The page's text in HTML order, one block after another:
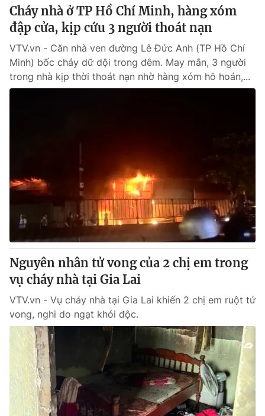
Cháy nhà ở TP Hồ Chí Minh, hàng xóm
đập cửa, kịp cứu 3 người thoát nạn
VTV.vn - Căn nhà ven đường Lê Đức Anh (TP Hồ Chí
Minh) bốc cháy dữ dội trong đêm. May mắn, 3 người
trong nhà kịp thời thoát nạn nhờ hàng xóm hô hoán,...
Nguyên nhân tử vong của 2 chị em trong
vụ cháy nhà tại Gia Lai
VTV.vn - Vụ cháy nhà tại Gia Lai khiến 2 chị em ruột tử
vong, nghi do ngạt khói độc.